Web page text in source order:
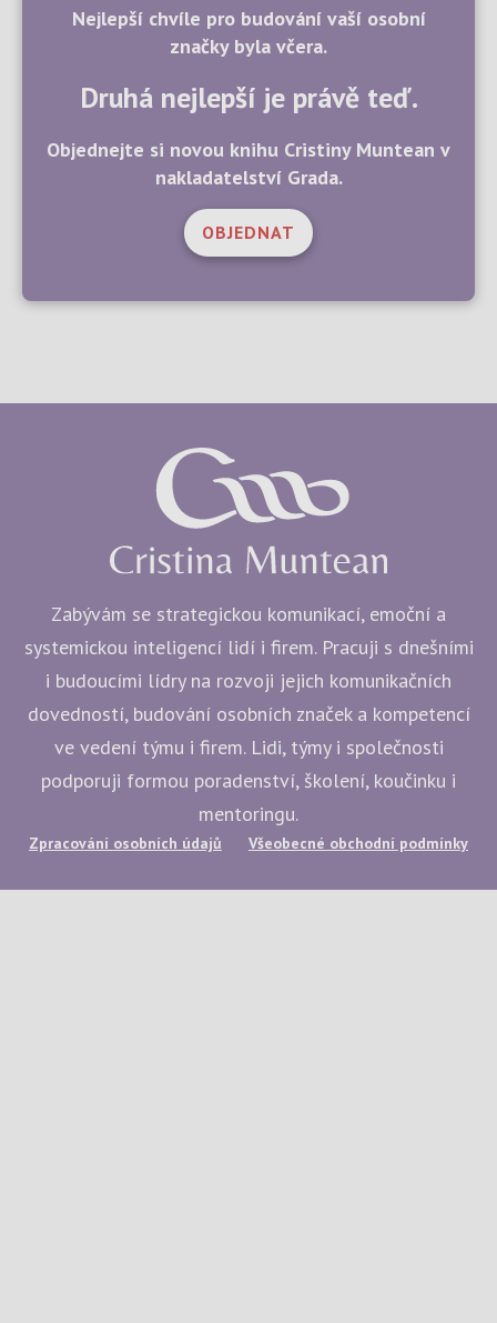
Nejlepší chvíle pro budování vaší osobní
značky byla včera.
Druhá nejlepší je právě teď.
Objednejte si novou knihu Cristiny Muntean v
nakladatelství Grada.
OBJEDNAT
Zabývám se strategickou komunikací, emoční a
systemickou inteligencí lidí i firem. Pracuji s dnešními
i budoucími lídry na rozvoji jejich komunikačních
dovedností, budování osobních značek a kompetencí
ve vedení týmu i firem. Lidi, týmy i společnosti
podporuji formou poradenství, školení, koučinku i
mentoringu.
Zpracování osobních údajů Všeobecné obchodní podmínky